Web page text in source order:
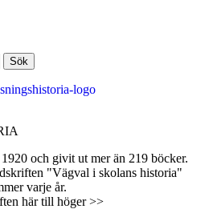
och givit ut mer än 219 böcker.
"Vägval i skolans historia"
varje år.
här till höger >>